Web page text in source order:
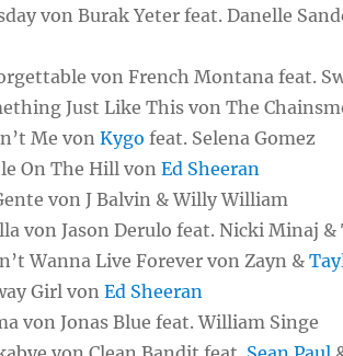
von Burak Yeter feat. Danelle
von French Montana feat.
Just Like This von The
Me vonKygo feat. Selena Gomez
On The Hill vonEd Sheeran
von J Balvin & Willy William
von Jason Derulo feat. Nicki Minaj
Wanna Live Forever von Zayn &
Girl vonEd Sheeran
von Jonas Blue feat. William Singe